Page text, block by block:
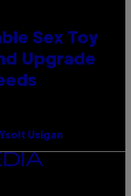
Sex Toy
Upgrade
Ysolt Usigan